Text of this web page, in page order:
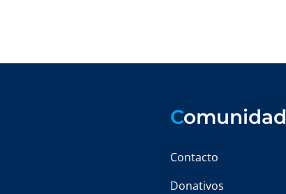
Comunidad
Contacto
Donativos